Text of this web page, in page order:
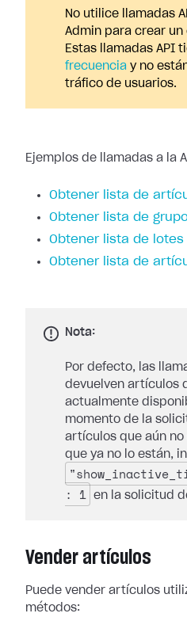
No utilice llamadas
Admin para crear
Estas llamadas API
frecuencia y no
tráfico de usuarios.
Ejemplos de llamadas a la
Obtener lista de
Obtener lista de
Obtener lista de lotes
Obtener lista de
Nota:
Por defecto, las
devuelven artículos
actualmente
momento de la
artículos que aún
que ya no lo están,
: 1
en la solicitud
Vender artículos
Puede vender artículos
métodos: